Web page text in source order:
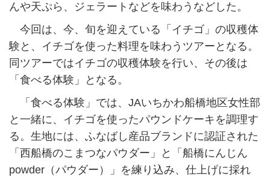
んや天ぷら、ジェラートなどを味わうなどした。
今回は、今、旬を迎えている「イチゴ」の収穫体
験と、イチゴを使った料理を味わうツアーとなる。
同ツアーではイチゴの収穫体験を行い、その後は
「食べる体験」となる。
「食べる体験」では、JAいちかわ船橋地区女性部
と一緒に、イチゴを使ったパウンドケーキを調理す
る。生地には、ふなばし産品ブランドに認証された
「西船橋のこまつなパウダー」と「船橋にんじん
powder（パウダー）」を練り込み、仕上げに採れ